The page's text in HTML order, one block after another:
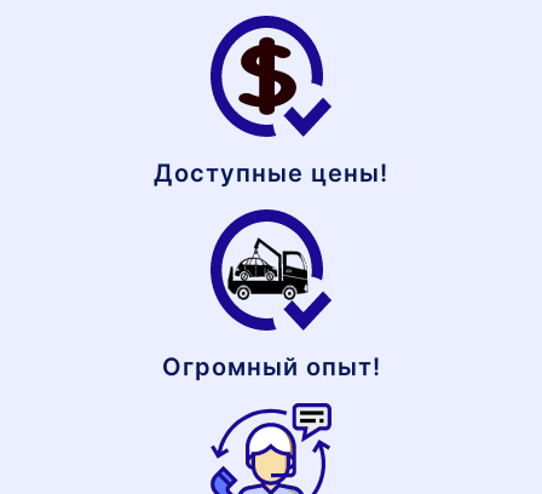
Доступные цены!
Огромный опыт!